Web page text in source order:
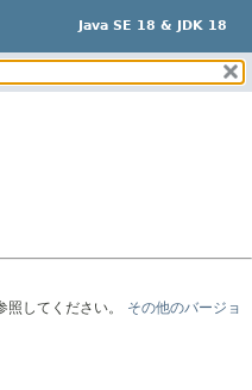
Java SE 18 & JDK 18
照してください。
その他のバージョ